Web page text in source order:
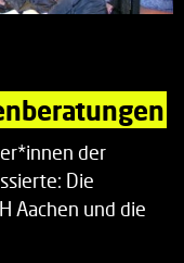
der
Die
Aachen und die